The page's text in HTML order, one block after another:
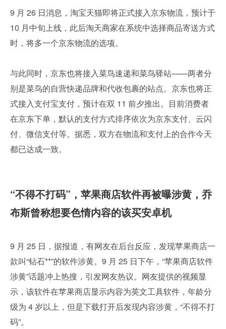
9 月 26 日消息，淘宝天猫即将正式接入京东物流，预计于
10 月中旬上线，此后淘天商家在系统中选择商品寄送方式
时，将多一个京东物流的选项。
与此同时，京东也将接入菜鸟速递和菜鸟驿站——两者分
别是菜鸟的自营快递品牌和代收包裹的站点。京东也将正
式接入支付宝支付，预计在双 11 前夕推出。目前消费者
在京东下单，默认的支付方式排序依次为京东支付、云闪
付、微信支付等。据悉，双方在物流和支付上的合作今天
都已达成一致。
“不得不打码”，苹果商店软件再被曝涉黄，乔
布斯曾称想要色情内容的该买安卓机
9 月 25 日，据报道，有网友在后台反应，发现苹果商店一
款叫“钻石**”的软件涉黄。9 月 25 日下午，“苹果商店软件
涉黄”话题冲上热搜，引发网友热议。网友提供的视频显
示，该软件在苹果商店显示内容为英文工具软件，年龄分
级为 4 岁以上，但是下载打开后发现内容涉黄，“不得不打
码”。